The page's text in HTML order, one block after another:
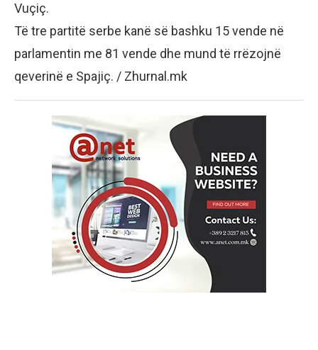
Vuçiç.
Të tre partitë serbe kanë së bashku 15 vende në
parlamentin me 81 vende dhe mund të rrëzojnë
qeverinë e Spajiç. / Zhurnal.mk